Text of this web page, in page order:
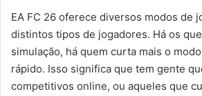
EA FC 26 oferece diversos modos de
distintos tipos de jogadores. Há os
simulação, há quem curta mais o
rápido. Isso significa que tem gente
competitivos online, ou aqueles que